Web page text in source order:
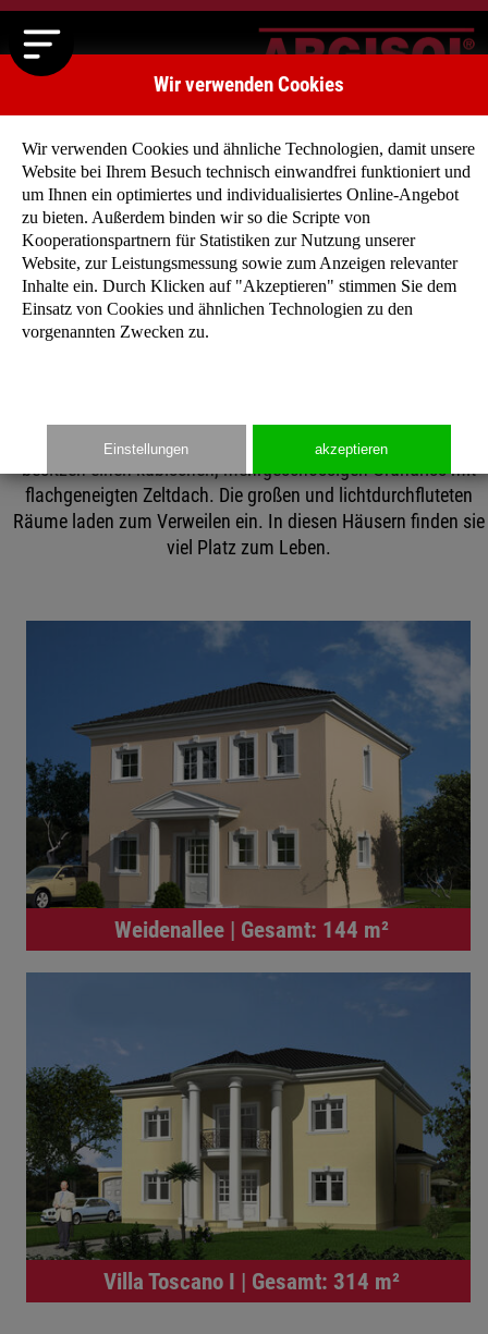
Argisol Stadtvillen
Sie besitzen ein großes Grundstück in Stadt- oder
Stadtrandlage und wollen ein großes, repräsentatives
und freistehendes Haus?
anspruchsvolle Einfamilienhäuser mit großzügiger
besitzen einen kubischen, mehrgeschossigen Grundriss mit
flachgeneigten Zeltdach. Die großen und lichtdurchfluteten
Räume laden zum Verweilen ein. In diesen Häusern finden sie
viel Platz zum Leben.
Weidenallee | Gesamt: 144 m²
Villa Toscano I | Gesamt: 314 m²
Wir verwenden Cookies
Wir verwenden Cookies und ähnliche Technologien, damit unsere
Website bei Ihrem Besuch technisch einwandfrei funktioniert und
um Ihnen ein optimiertes und individualisiertes Online-Angebot
zu bieten. Außerdem binden wir so die Scripte von
Kooperationspartnern für Statistiken zur Nutzung unserer
Website, zur Leistungsmessung sowie zum Anzeigen relevanter
Inhalte ein. Durch Klicken auf "Akzeptieren" stimmen Sie dem
Einsatz von Cookies und ähnlichen Technologien zu den
vorgenannten Zwecken zu.
Einstellungen akzeptieren